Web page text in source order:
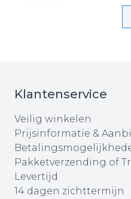
Klantenservice
Veilig winkelen
Prijsinformatie &
Pakketverzending of
Levertijd
14 dagen zichttermijn